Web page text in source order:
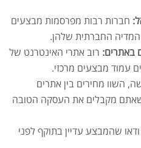
חברות רבות מפרסמות מבצעים
המדיה החברתית שלהן.
באתרים: רוב אתרי האינטרנט של
עמוד מבצעים מרכזי.
השוו מחירים בין אתרים
שאתם מקבלים את העסקה הטובה
ודאו שהמבצע עדיין בתוקף לפני